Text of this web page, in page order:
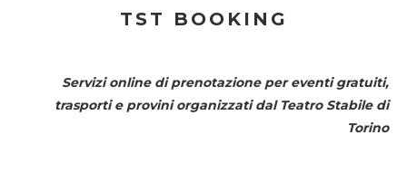
TST BOOKING
Servizi online di prenotazione per eventi gratuiti,
trasporti e provini organizzati dal Teatro Stabile di
Torino